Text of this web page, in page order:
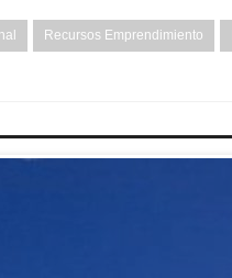
Recursos Emprendimiento